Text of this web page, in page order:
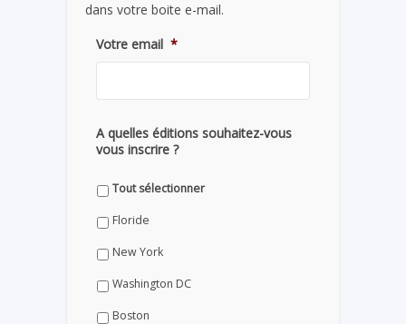
dans votre boite e-mail.
Votre email *
A quelles éditions souhaitez-vous
vous inscrire ?
Tout sélectionner
Floride
New York
Washington DC
Boston